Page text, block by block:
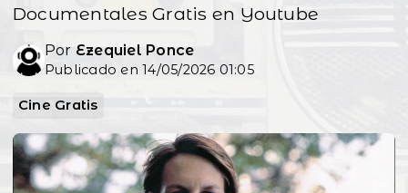
Documentales Gratis en Youtube
Por Ezequiel Ponce
Publicado en 14/05/2026 01:05
Cine Gratis